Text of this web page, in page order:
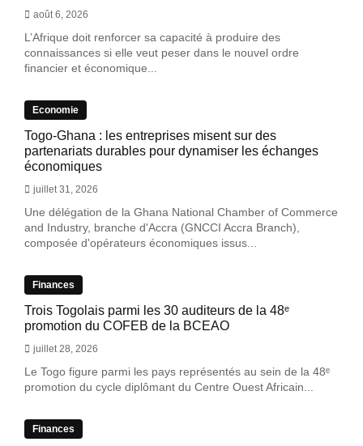
août 6, 2026
L’Afrique doit renforcer sa capacité à produire des
connaissances si elle veut peser dans le nouvel ordre
financier et économique...
Economie
Togo-Ghana : les entreprises misent sur des
partenariats durables pour dynamiser les échanges
économiques
juillet 31, 2026
Une délégation de la Ghana National Chamber of Commerce
and Industry, branche d'Accra (GNCCI Accra Branch),
composée d'opérateurs économiques issus...
Finances
Trois Togolais parmi les 30 auditeurs de la 48ᵉ
promotion du COFEB de la BCEAO
juillet 28, 2026
Le Togo figure parmi les pays représentés au sein de la 48ᵉ
promotion du cycle diplômant du Centre Ouest Africain...
Finances